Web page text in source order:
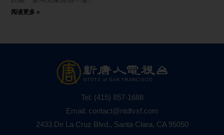
阅读更多 »
Tel: (415) 857-1688
Email: contact@ntdtvsf.com
2433 De La Cruz Blvd., Santa Clara, CA 95050